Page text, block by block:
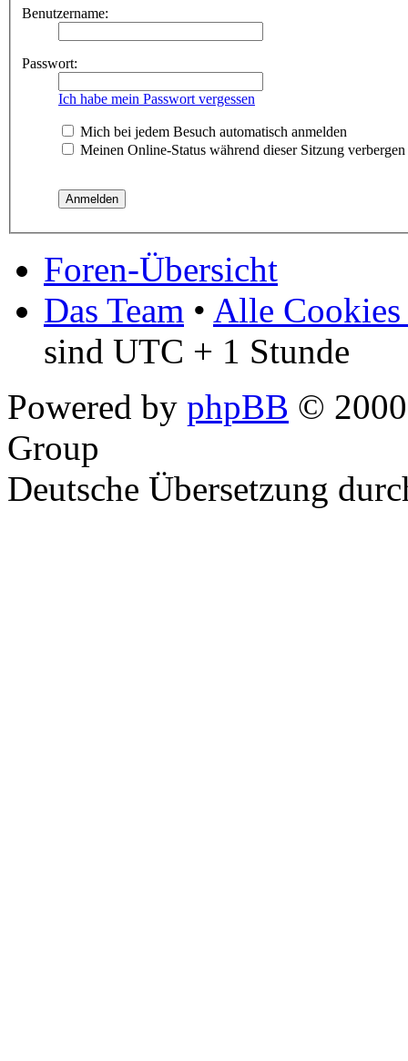
Benutzername:
Passwort:
Ich habe mein Passwort vergessen
Mich bei jedem Besuch automatisch anmelden
Meinen Online-Status während dieser Sitzung verbergen
Foren-Übersicht
Das Team • Alle Cookies
sind UTC + 1 Stunde
Powered by phpBB ©
Group
Deutsche Übersetzung